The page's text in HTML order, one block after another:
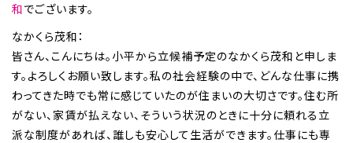
和でございます。
なかくら茂和：
皆さん、こんにちは。小平から立候補予定のなかくら茂和と申しま
す。よろしくお願い致します。私の社会経験の中で、どんな仕事に携
わってきた時でも常に感じていたのが住まいの大切さです。住む所
がない、家賃が払えない、そういう状況のときに十分に頼れる立
派な制度があれば、誰しも安心して生活ができます。仕事にも専